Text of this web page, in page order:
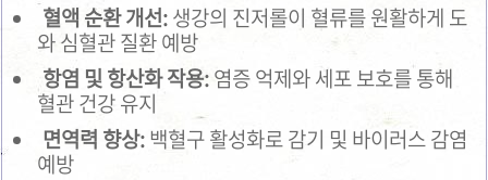
혈액 순환 개선:생강의 진저롤이 혈류를 원활하게 도
와 심혈관 질환 예방
항염 및 항산화 작용:염증 억제와 세포 보호를 통해
혈관 건강 유지
면역력 향상:백혈구 활성화로 감기 및 바이러스 감염
예방